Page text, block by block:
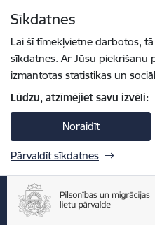
Sīkdatnes
Lai šī tīmekļvietne darbotos,
sīkdatnes. Ar Jūsu piekrišanu
izmantotas statistikas un
Lūdzu, atzīmējiet savu izvēli:
Noraidīt
Pārvaldīt sīkdatnes